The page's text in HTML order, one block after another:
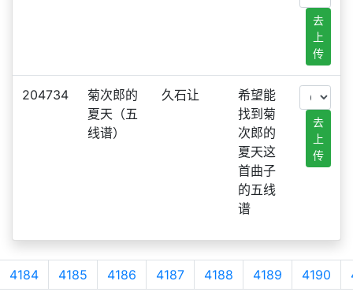
去
上
传
204734
菊次郎的
夏天（五
线谱）
久石让
希望能
找到菊
次郎的
夏天这
首曲子
的五线
谱
去
上
传
4184 4185 4186 4187 4188 4189 4190